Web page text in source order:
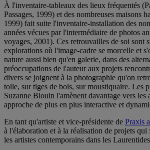
À l'inventaire-tableaux des lieux fréquentés
Passages, 1999) et des nombreuses maisons
1999) fait suite l'inventaire-installation des
années vécues par l'intermédiaire de photos
voyages, 2001). Ces retrouvailles de soi sont
explorations où l'image-cadre se morcelle et
nature aussi bien qu'en galerie, dans des
préoccupations de l'auteur aux projets
divers se joignent à la photographie qu'on
toile, sur tiges de bois, sur moustiquaire. Les
Suzanne Blouin l'amènent davantage vers les
approche de plus en plus interactive et
En tant qu'artiste et vice-présidente de Praxis
à l'élaboration et à la réalisation de projets
les artistes contemporains dans les